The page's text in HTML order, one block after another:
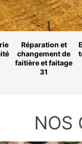
Réparation et
changement de
faitière et faitage
31
NOS